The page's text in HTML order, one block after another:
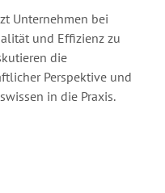
Unternehmen bei
und Effizienz zu
die
Perspektive und
in die Praxis.